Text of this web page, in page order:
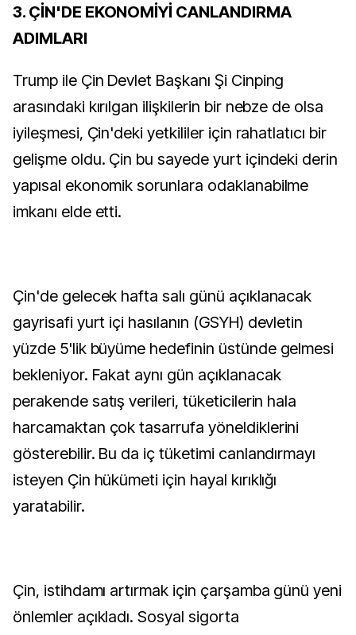
3. ÇİN'DE EKONOMİYİ CANLANDIRMA
ADIMLARI
Trump ile Çin Devlet Başkanı Şi Cinping
arasındaki kırılgan ilişkilerin bir nebze de olsa
iyileşmesi, Çin'deki yetkililer için rahatlatıcı bir
gelişme oldu. Çin bu sayede yurt içindeki derin
yapısal ekonomik sorunlara odaklanabilme
imkanı elde etti.
Çin'de gelecek hafta salı günü açıklanacak
gayrisafi yurt içi hasılanın (GSYH) devletin
yüzde 5'lik büyüme hedefinin üstünde gelmesi
bekleniyor. Fakat aynı gün açıklanacak
perakende satış verileri, tüketicilerin hala
harcamaktan çok tasarrufa yöneldiklerini
gösterebilir. Bu da iç tüketimi canlandırmayı
isteyen Çin hükümeti için hayal kırıklığı
yaratabilir.
Çin, istihdamı artırmak için çarşamba günü yeni
önlemler açıkladı. Sosyal sigorta